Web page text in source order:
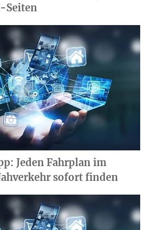
Seiten
Jeden Fahrplan im
sofort finden